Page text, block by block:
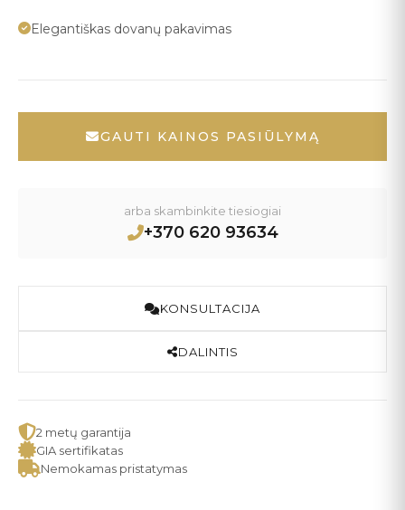
Elegantiškas dovanų pakavimas
GAUTI KAINOS PASIŪLYMĄ
arba skambinkite tiesiogiai
+370 620 93634
KONSULTACIJA
DALINTIS
2 metų garantija
GIA sertifikatas
Nemokamas pristatymas